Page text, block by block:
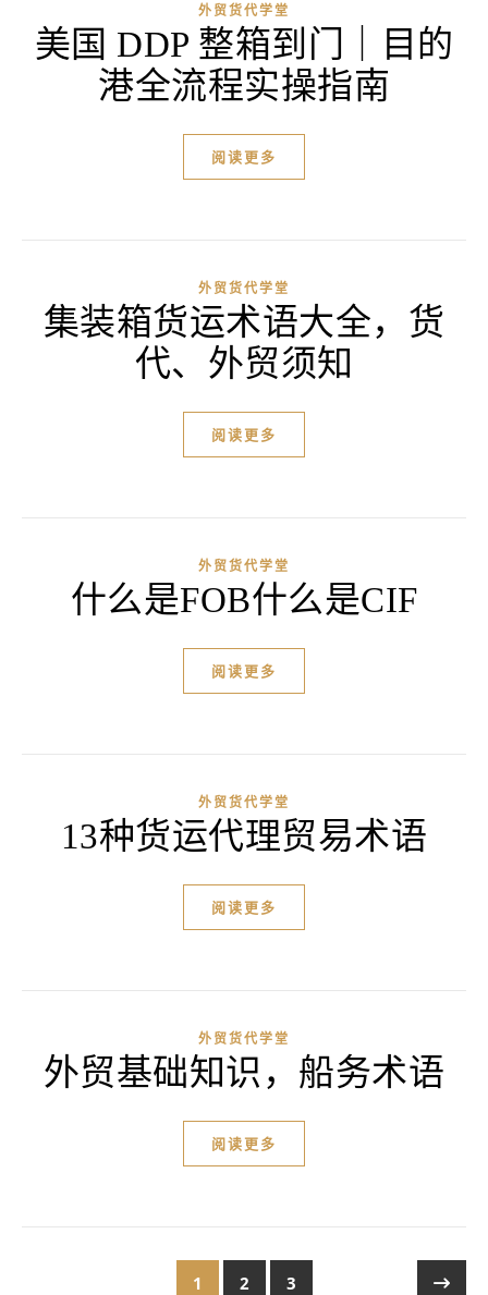
外贸货代学堂
美国 DDP 整箱到门｜目的
港全流程实操指南
阅读更多
外贸货代学堂
集装箱货运术语大全，货
代、外贸须知
阅读更多
外贸货代学堂
什么是FOB什么是CIF
阅读更多
外贸货代学堂
13种货运代理贸易术语
阅读更多
外贸货代学堂
外贸基础知识，船务术语
阅读更多
1 2 3